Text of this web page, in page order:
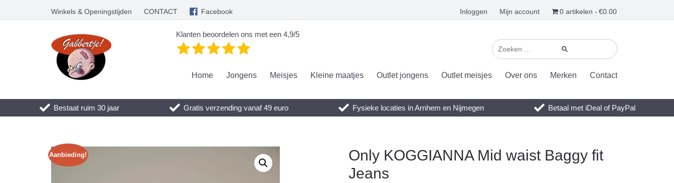
Winkels & Openingstijden CONTACT Facebook Inloggen Mijn account 0 artikelen €0.00
Klanten beoordelen ons met een 4,9/5
Home Jongens Meisjes Kleine maatjes Outlet jongens Outlet meisjes Over ons Merken Contact
Bestaat ruim 30 jaar Gratis verzending vanaf 49 euro Fysieke locaties in Arnhem en Nijmegen Betaal met iDeal of PayPal
Aanbieding!
Only KOGGIANNA Mid waist Baggy fit
Jeans